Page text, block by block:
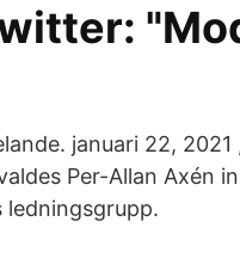
januari 22, 2021
Per-Allan Axén